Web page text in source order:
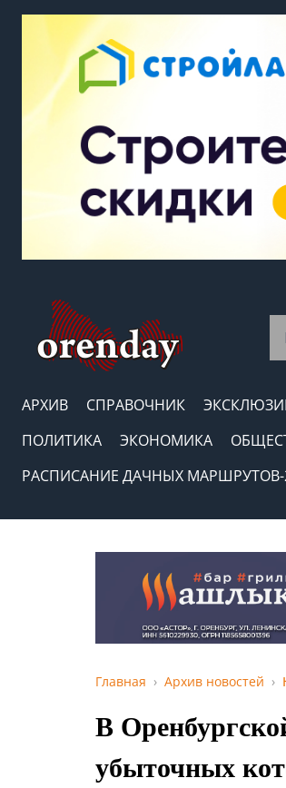
АРХИВ СПРАВОЧНИК
ПОЛИТИКА
ЭКОНОМИКА
РАСПИСАНИЕ ДАЧНЫХ МАРШРУТОВ-
Главная Архив новостей
В
убыточных